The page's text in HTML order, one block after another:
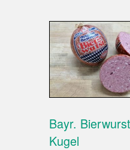
Bayr.
Kugel